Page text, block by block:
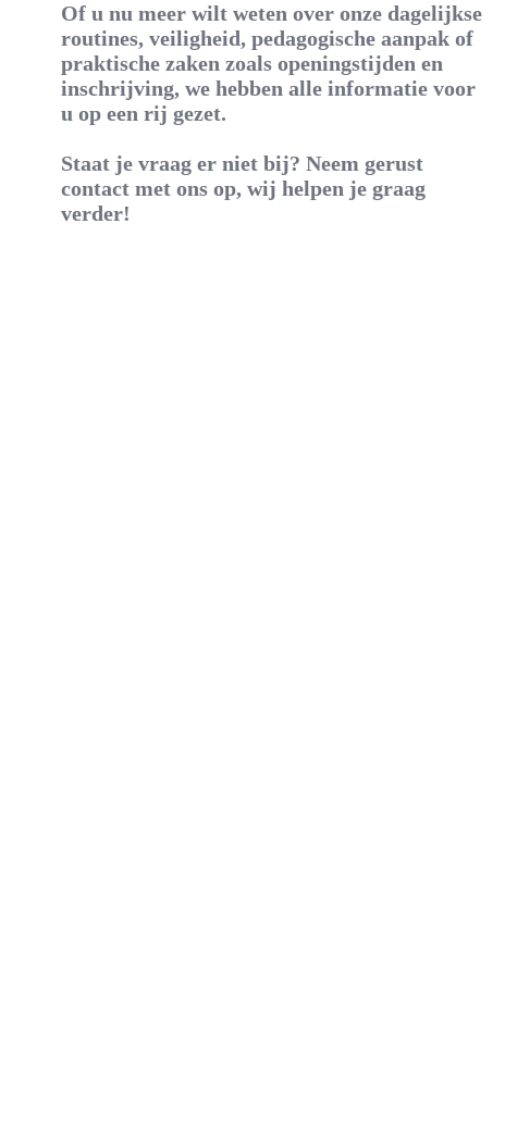
Of u nu meer wilt weten over onze dagelijkse
routines, veiligheid, pedagogische aanpak of
praktische zaken zoals openingstijden en
inschrijving, we hebben alle informatie voor
u op een rij gezet.
Staat je vraag er niet bij? Neem gerust
contact met ons op, wij helpen je graag
verder!